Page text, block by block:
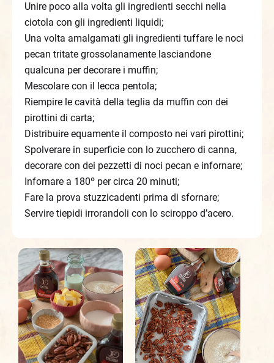
Unire poco alla volta gli ingredienti secchi nella
ciotola con gli ingredienti liquidi;
Una volta amalgamati gli ingredienti tuffare le noci
pecan tritate grossolanamente lasciandone
qualcuna per decorare i muffin;
Mescolare con il lecca pentola;
Riempire le cavità della teglia da muffin con dei
pirottini di carta;
Distribuire equamente il composto nei vari pirottini;
Spolverare in superficie con lo zucchero di canna,
decorare con dei pezzetti di noci pecan e infornare;
Infornare a 180º per circa 20 minuti;
Fare la prova stuzzicadenti prima di sfornare;
Servire tiepidi irrorandoli con lo sciroppo d’acero.